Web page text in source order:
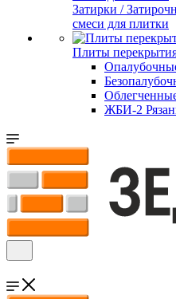
Затирки /
смеси для плитки
Плиты
ЖБИ-2